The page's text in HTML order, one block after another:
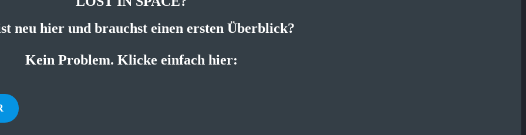
neu hier und brauchst einen ersten Überblick?
Kein Problem. Klicke einfach hier: